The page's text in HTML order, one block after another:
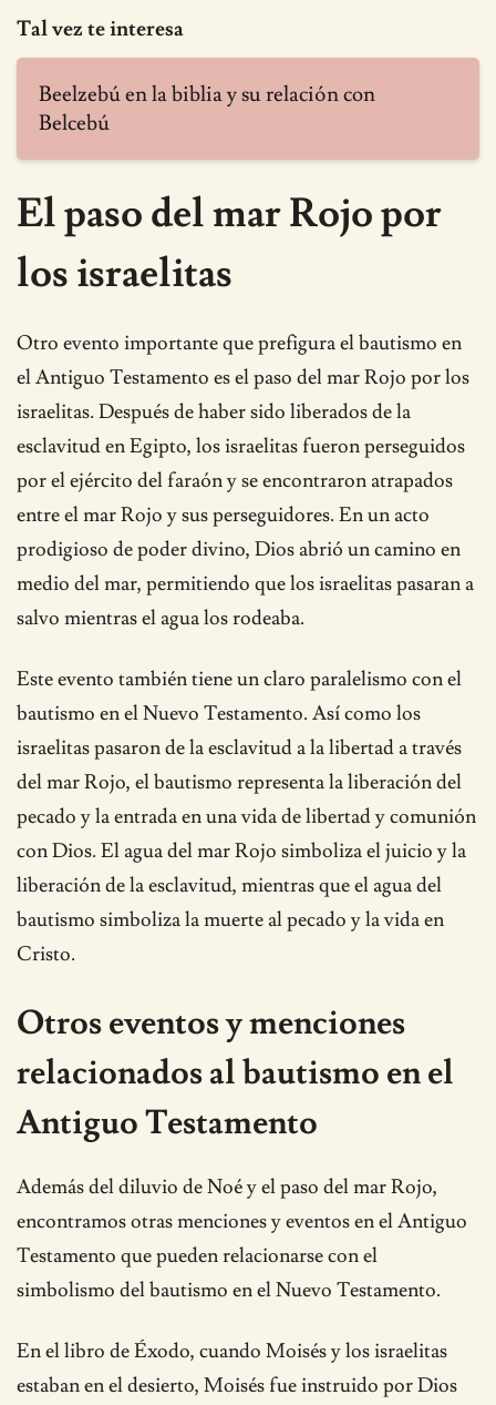
Tal vez te interesa
Beelzebú en la biblia y su relación con
Belcebú
El paso del mar Rojo por
los israelitas
Otro evento importante que prefigura el bautismo en
el Antiguo Testamento es el paso del mar Rojo por los
israelitas. Después de haber sido liberados de la
esclavitud en Egipto, los israelitas fueron perseguidos
por el ejército del faraón y se encontraron atrapados
entre el mar Rojo y sus perseguidores. En un acto
prodigioso de poder divino, Dios abrió un camino en
medio del mar, permitiendo que los israelitas pasaran a
salvo mientras el agua los rodeaba.
Este evento también tiene un claro paralelismo con el
bautismo en el Nuevo Testamento. Así como los
israelitas pasaron de la esclavitud a la libertad a través
del mar Rojo, el bautismo representa la liberación del
pecado y la entrada en una vida de libertad y comunión
con Dios. El agua del mar Rojo simboliza el juicio y la
liberación de la esclavitud, mientras que el agua del
bautismo simboliza la muerte al pecado y la vida en
Cristo.
Otros eventos y menciones
relacionados al bautismo en el
Antiguo Testamento
Además del diluvio de Noé y el paso del mar Rojo,
encontramos otras menciones y eventos en el Antiguo
Testamento que pueden relacionarse con el
simbolismo del bautismo en el Nuevo Testamento.
En el libro de Éxodo, cuando Moisés y los israelitas
estaban en el desierto, Moisés fue instruido por Dios